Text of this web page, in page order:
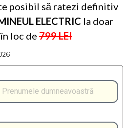
posibil să ratezi definitiv
ELECTRIC la doar
în loc de 799 LEI